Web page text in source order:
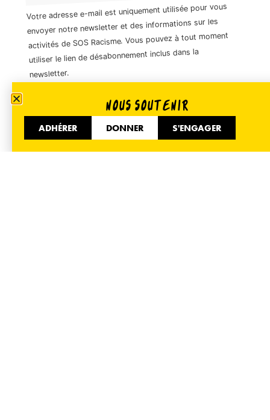
Votre adresse e-mail est uniquement utilisée pour vous
envoyer notre newsletter et des informations sur les
activités de SOS Racisme. Vous pouvez à tout moment
utiliser le lien de désabonnement inclus dans la
newsletter.
01 40 35 36 55
51 Avenue de Flandre 75019 Paris
NOUS SOUTENIR
ADHÉRER DONNER S'ENGAGER